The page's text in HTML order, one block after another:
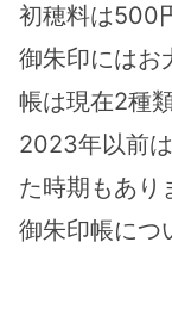
初穂料は500
御朱印にはお
帳は現在2種類
2023年以前
た時期もあり
御朱印帳につ